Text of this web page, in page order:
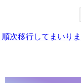
次移行してまいりま